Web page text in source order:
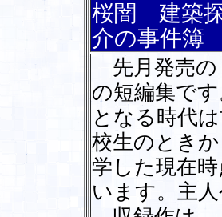
桜闇 建築
介の事件簿
先月発売の
の短編集で
となる時代
校生のとき
学した現在
います。主